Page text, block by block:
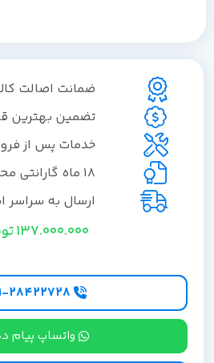
ضمانت اصالت کالا
تضمین بهترین قیمت
خدمات پس از فروش
ارسال به سراسر ایران
137.000.000تومان
واتساپ پیام دهید